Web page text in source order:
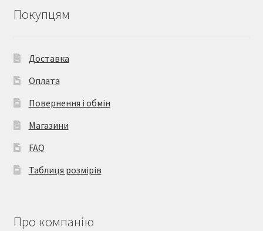
Покупцям
Доставка
Оплата
Повернення і обмін
Магазини
FAQ
Таблиця розмірів
Про компанію